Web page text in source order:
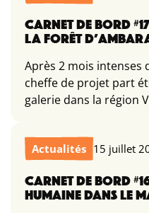
CARNET DE BORD
LA FORÊT
Après 2 mois intenses
cheffe de projet part
galerie dans la région
Actualités 15 juillet
CARNET DE BORD
HUMAINE DANS LE